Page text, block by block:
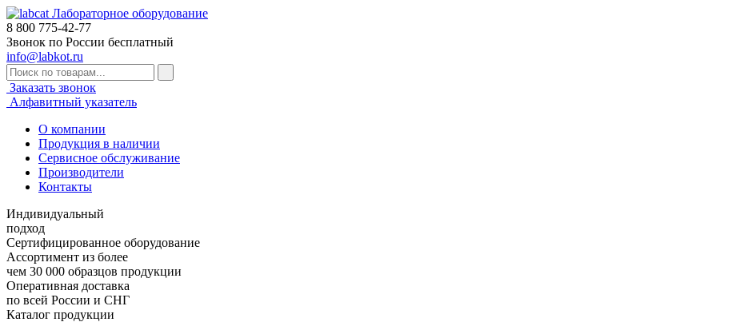
Лабораторное оборудование
8 800 775-42-77
Звонок по России бесплатный
info@labkot.ru
Заказать звонок
Алфавитный указатель
О компании
Продукция в наличии
Сервисное обслуживание
Производители
Контакты
Индивидуальный
подход
Сертифицированное оборудование
Ассортимент из более
чем 30 000 образцов продукции
Оперативная доставка
по всей России и СНГ
Каталог продукции